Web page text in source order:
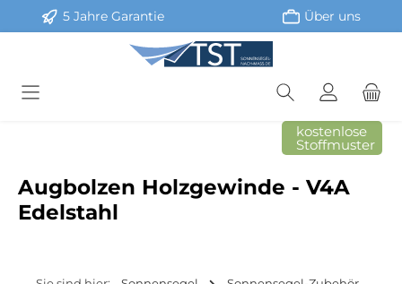
Zum Hauptinhalt springen
5 Jahre Garantie Über uns
kostenlose
Stoffmuster
Augbolzen Holzgewinde - V4A
Edelstahl